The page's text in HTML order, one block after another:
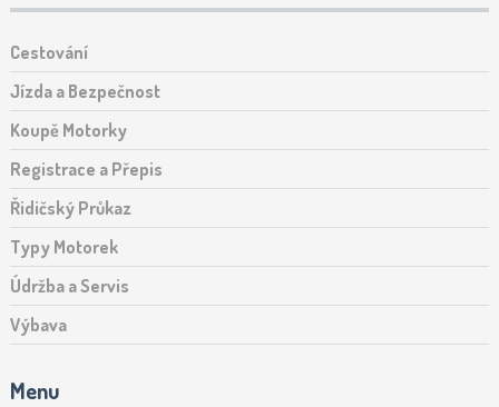
Cestování
Jízda a Bezpečnost
Koupě Motorky
Registrace a Přepis
Řidičský Průkaz
Typy Motorek
Údržba a Servis
Výbava
Menu